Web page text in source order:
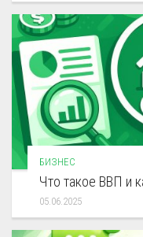
БИЗНЕС
Что такое ВВП и
05.06.2025